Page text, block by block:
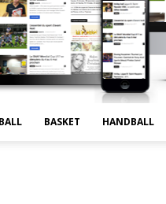
BASKET HANDBALL